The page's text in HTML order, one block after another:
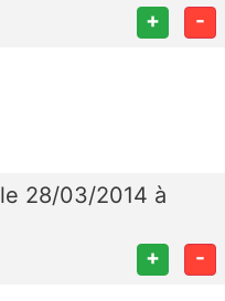
+ -
le 28/03/2014 à
+ -